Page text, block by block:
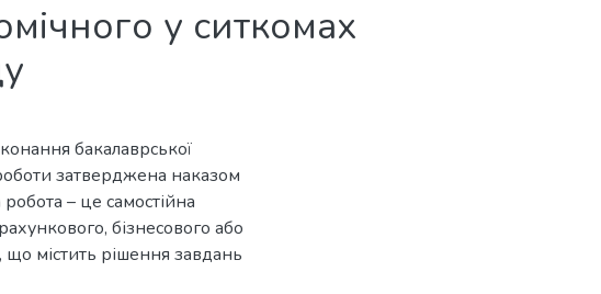
у ситкомах
бакалаврської
затверджена наказом
– це самостійна
бізнесового або
що містить рішення завдань